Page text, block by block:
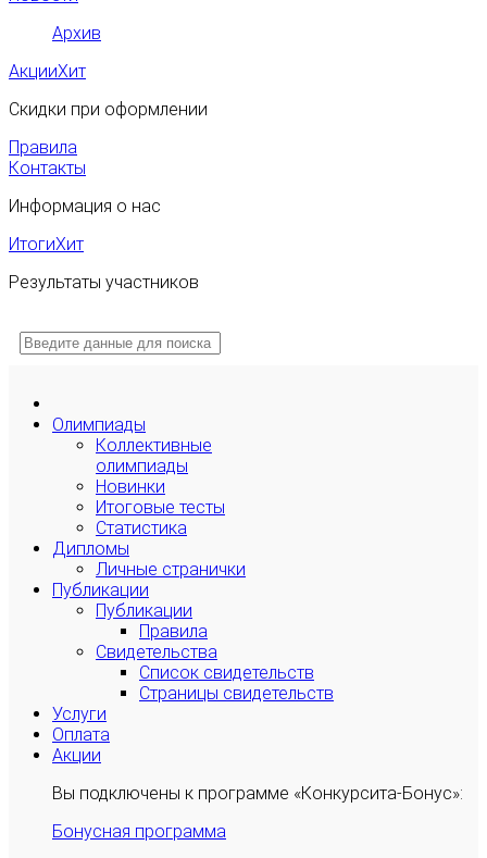
Архив
АкцииХит
Скидки при оформлении
Правила
Контакты
Информация о нас
ИтогиХит
Результаты участников
Олимпиады
Коллективные
олимпиады
Новинки
Итоговые тесты
Статистика
Дипломы
Личные странички
Публикации
Публикации
Правила
Свидетельства
Список свидетельств
Страницы свидетельств
Услуги
Оплата
Акции
Вы подключены к программе «Конкурсита-Бонус»:
Бонусная программа